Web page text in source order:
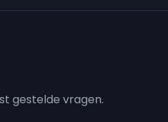
gestelde vragen.